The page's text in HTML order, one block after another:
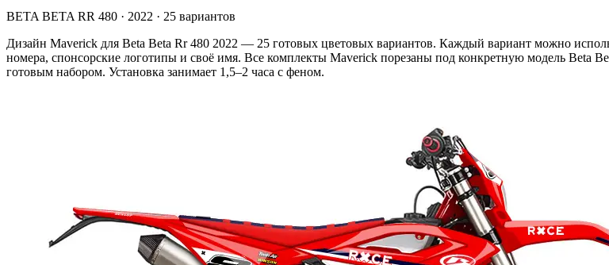
BETA BETA RR 480 · 2022 · 25 вариантов
Дизайн Maverick для Beta Beta Rr 480 2022 — 25 готовых цветовых вариантов. Каждый вариант можно
номера, спонсорские логотипы и своё имя. Все комплекты Maverick порезаны под конкретную модель
готовым набором. Установка занимает 1,5–2 часа с феном.